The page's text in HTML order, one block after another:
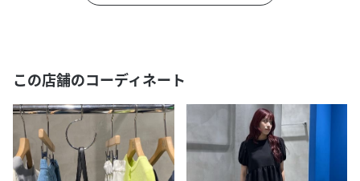
この店舗のコーディネート